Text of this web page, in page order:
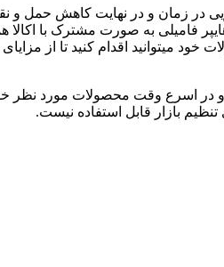
شهروندان، صرفه جویی در زمان و در نهایت
فامیلی به صورت مشترک با اکالا
خود میتوانید اقدام کنید تا
بازار قابل استفاده نیست.